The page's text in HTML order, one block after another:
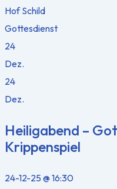
Hof Schild
Gottesdienst
24
Dez.
24
Dez.
Heiligabend –
Krippenspiel
24-12-25 @ 16:30